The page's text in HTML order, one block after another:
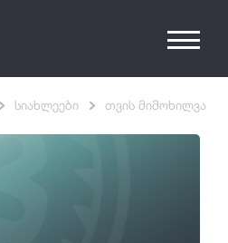
სიახლეები თვის მიმოხილვა